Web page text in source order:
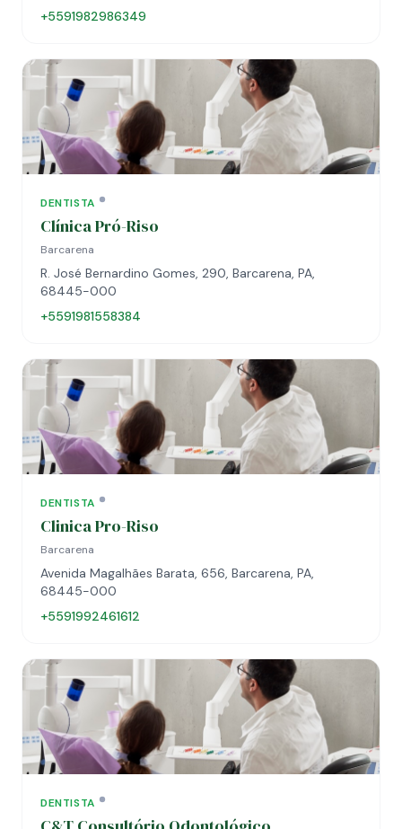
+5591982986349
DENTISTA
Clínica Pró-Riso
Barcarena
R. José Bernardino Gomes, 290, Barcarena, PA,
68445-000
+5591981558384
DENTISTA
Clinica Pro-Riso
Barcarena
Avenida Magalhães Barata, 656, Barcarena, PA,
68445-000
+5591992461612
DENTISTA